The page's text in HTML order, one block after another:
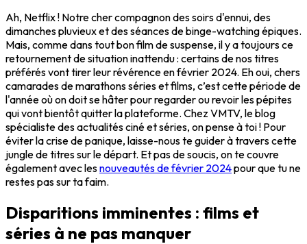
Ah, Netflix ! Notre cher compagnon des soirs d'ennui, des
dimanches pluvieux et des séances de binge-watching épiques.
Mais, comme dans tout bon film de suspense, il y a toujours ce
retournement de situation inattendu : certains de nos titres
préférés vont tirer leur révérence en février 2024. Eh oui, chers
camarades de marathons séries et films, c’est cette période de
l'année où on doit se hâter pour regarder ou revoir les pépites
qui vont bientôt quitter la plateforme. Chez VMTV, le blog
spécialiste des actualités ciné et séries, on pense à toi ! Pour
éviter la crise de panique, laisse-nous te guider à travers cette
jungle de titres sur le départ. Et pas de soucis, on te couvre
également avec lesnouveautés de février 2024pour que tu ne
restes pas sur ta faim.
Disparitions imminentes : films et
séries à ne pas manquer